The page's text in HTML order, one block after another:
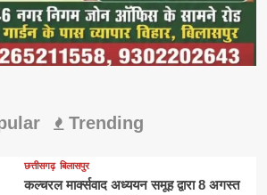
Trending
छत्तीसगढ़ बिलासपुर
कल्चरल मार्क्सवाद अध्ययन समूह द्वारा 8 अगस्त